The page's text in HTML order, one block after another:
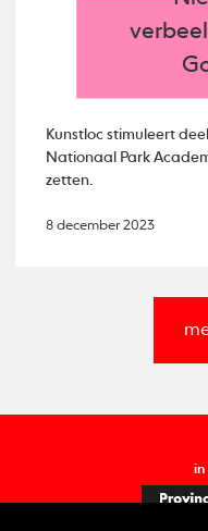
Kunstloc stimuleert
Nationaal Park
zetten.
8 december 2023
in